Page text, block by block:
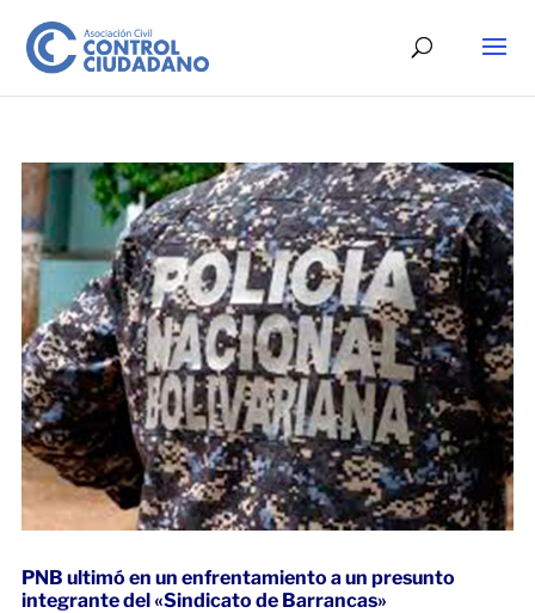
PNB ultimó en un enfrentamiento a un presunto
integrante del «Sindicato de Barrancas»